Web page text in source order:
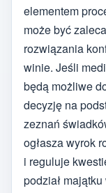
elementem
może być
rozwiązania
winie. Jeśli
będą możliwe
decyzję na
zeznań
ogłasza wyrok
i reguluje
podział